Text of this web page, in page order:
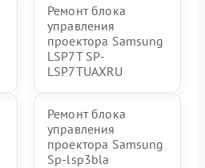
Ремонт блока
управления
проектора Samsung
LSP7T SP-
LSP7TUAXRU
Ремонт блока
управления
проектора Samsung
Sp-lsp3bla